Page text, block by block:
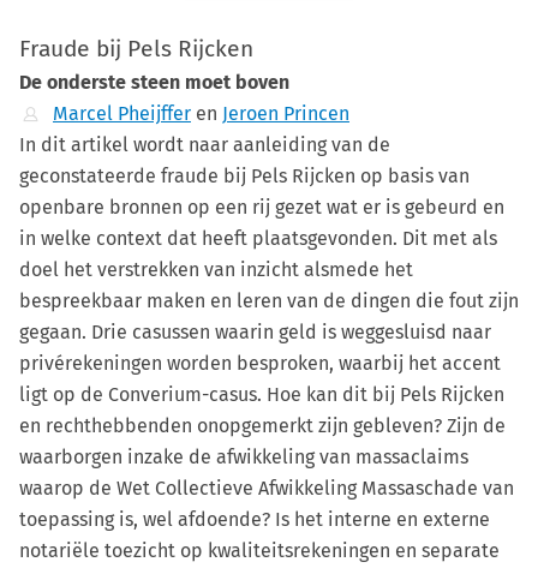
Fraude bij Pels Rijcken
De onderste steen moet boven
Marcel Pheijfferen Jeroen Princen
In dit artikel wordt naar aanleiding van de
geconstateerde fraude bij Pels Rijcken op basis van
openbare bronnen op een rij gezet wat er is gebeurd en
in welke context dat heeft plaatsgevonden. Dit met als
doel het verstrekken van inzicht alsmede het
bespreekbaar maken en leren van de dingen die fout zijn
gegaan. Drie casussen waarin geld is weggesluisd naar
privérekeningen worden besproken, waarbij het accent
ligt op de Converium-casus. Hoe kan dit bij Pels Rijcken
en rechthebbenden onopgemerkt zijn gebleven? Zijn de
waarborgen inzake de afwikkeling van massaclaims
waarop de Wet Collectieve Afwikkeling Massaschade van
toepassing is, wel afdoende? Is het interne en externe
notariële toezicht op kwaliteitsrekeningen en separate